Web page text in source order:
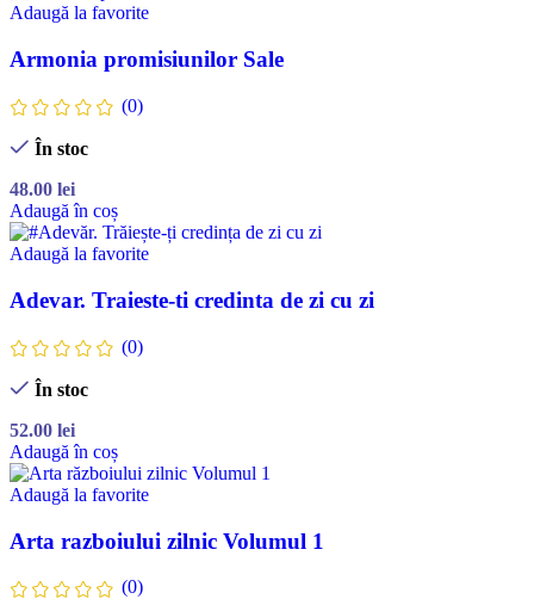
Adaugă la favorite
Armonia promisiunilor Sale
(0)
În stoc
48.00 lei
Adaugă în coș
Adaugă la favorite
Adevar. Traieste-ti credinta de zi cu zi
(0)
În stoc
52.00 lei
Adaugă în coș
Adaugă la favorite
Arta razboiului zilnic Volumul 1
(0)